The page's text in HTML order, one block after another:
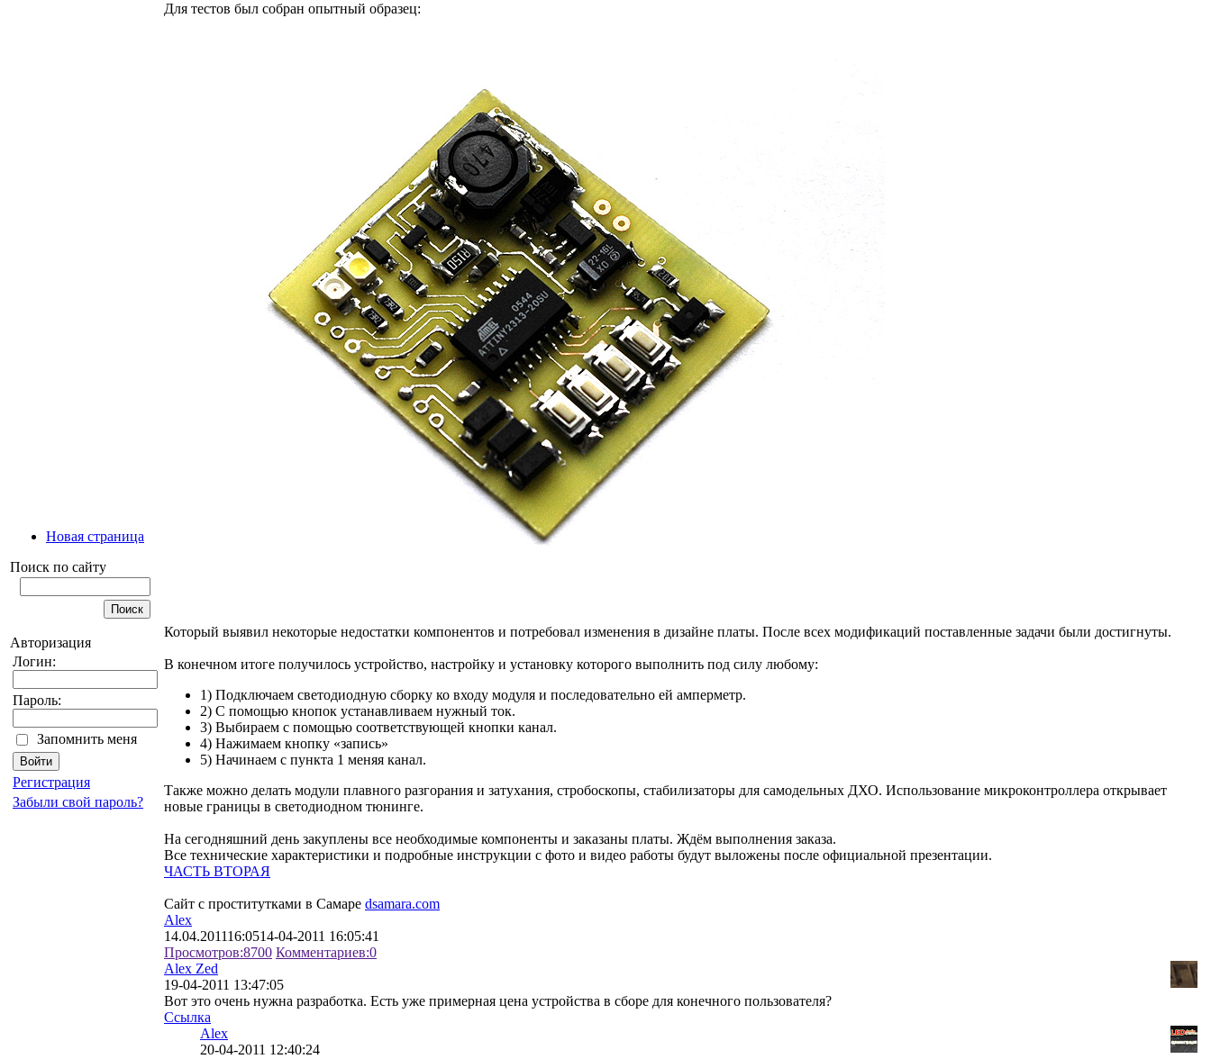
Новая страница
Поиск по сайту
Авторизация
Логин:
Пароль:
Запомнить меня
Регистрация
Забыли свой пароль?
Для тестов был собран опытный образец:
Который выявил некоторые недостатки компонентов и потребовал изменения в дизайне платы. После всех модификаций поставленные задачи были достигнуты.
В конечном итоге получилось устройство, настройку и установку которого выполнить под силу любому:
1) Подключаем светодиодную сборку ко входу модуля и последовательно ей амперметр.
2) С помощью кнопок устанавливаем нужный ток.
3) Выбираем с помощью соответствующей кнопки канал.
4) Нажимаем кнопку «запись»
5) Начинаем с пункта 1 меняя канал.
Также можно делать модули плавного разгорания и затухания, стробоскопы, стабилизаторы для самодельных ДХО. Использование микроконтроллера открывает
новые границы в светодиодном тюнинге.
На сегодняшний день закуплены все необходимые компоненты и заказаны платы. Ждём выполнения заказа.
Все технические характеристики и подробные инструкции с фото и видео работы будут выложены после официальной презентации.
ЧАСТЬ ВТОРАЯ
Сайт с проститутками в Самаре dsamara.com
Alex
14.04.201116:0514-04-2011 16:05:41
Просмотров:8700 Комментариев:0
Alex Zed
19-04-2011 13:47:05
Вот это очень нужна разработка. Есть уже примерная цена устройства в сборе для конечного пользователя?
Ссылка
Alex
20-04-2011 12:40:24